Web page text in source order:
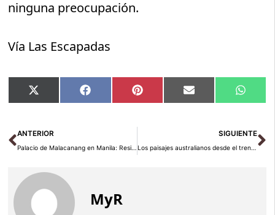
ninguna preocupación.
Vía Las Escapadas
Compartir
en
X
(Twitter)
Compartir
en
Facebook Compartir
en
Pinterest Compartir
en
Email
en
Ant
ANTERIOR
Palacio de Malacanang en Manila: Residencia Presidencial de Filipinas
SIGUIENTE
Los paisajes australianos desde el tren Ghan
MyR